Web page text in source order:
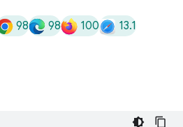
98 98 100 13.1